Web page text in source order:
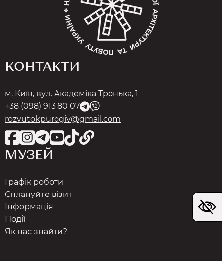
КОНТАКТИ
м. Київ, вул. Академіка Тронька, 1
+38 (098) 913 80 07
rozvutokpurogiv@gmail.com
МУЗЕЙ
Графік роботи
Сплануйте візит
Інформація
Події
Як нас знайти?